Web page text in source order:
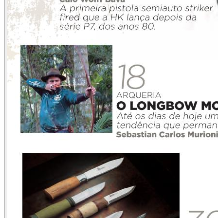
ducha. Daí, na volta à sala pro jantar, mais uma vez. E mais
outra, ao menos uma outra vez, na hora de encher um copo
d'água pra ir dormir, sem que faça qualquer sentido conferir
se a porta da rua está fechada, porque já sabemos que não
poderá estar. É coisa comparável a assombração e suas
visitas repulsivas.
Dá pra tirar o troço dali. Por isso o dizemos móvel, ou seja,
móbil, passível de ser movido. Todos os inúmeros
prejudicados percebem, veem que dá pra tirar, eliminar,
remover. Porém, as mesmas condicionantes que impedem
que se demova a "tartaruga do topo do mastro" atrapalham a
retirada desse monstro da sala e da casa. Totalmente
incompatível com o ambiente, constritor de espaço físico,
abominoso, atrapalhador contumaz.... um estorvo que
desestrutura a casa, consequentemente quem a habita,
fragilizando as relações internas, as externas e toda a
O estatuto do desarmamento nos fragiliza a todos. Nesse
"todos" é claro não abarcamos marginais - nem sequer os
reconhecemos, também não abarcamos seguradoras,
bancos, grandes construtoras de condomínios fechados e
políticos da cepa que a operação Lava Jato já prendeu ou
está para prender. Enfim, não reconhecemos nele bandido
de espécie qualquer. Lei 10.826/03, o estatuto do
desarmamento castra os cavalheiros; mocha as damas;